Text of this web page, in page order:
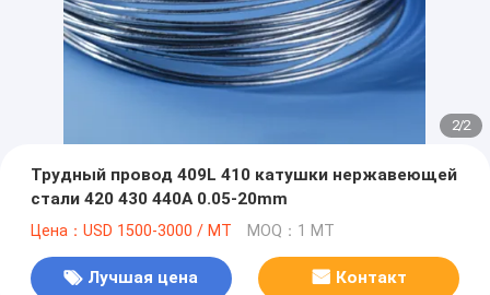
2/2
Трудный провод 409L 410 катушки нержавеющей
стали 420 430 440A 0.05-20mm
Цена：USD 1500-3000 / MT MOQ：1 MT
Лучшая цена Контакт